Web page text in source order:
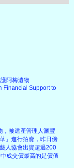
阿梅遺物
Financial Support to
，被遺產管理人滙豐
」進行拍賣，昨日傍
人協會出資超過200
成交價最高的是價值